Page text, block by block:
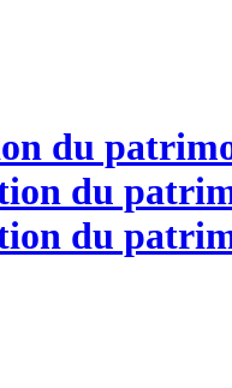
du